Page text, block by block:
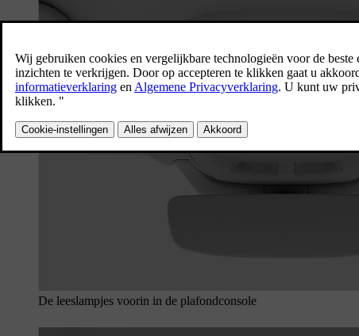
De leeslampjes voorin in de plafondconsole